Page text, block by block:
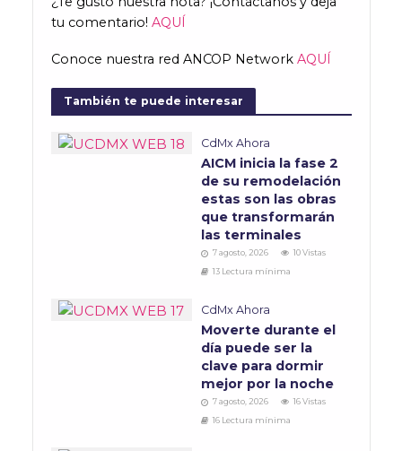
tu comentario! AQUÍ
Conoce nuestra red ANCOP Network AQUÍ
También te puede interesar
CdMx Ahora
AICM inicia la fase 2
de su remodelación
estas son las obras
que transformarán
las terminales
7 agosto, 2026
10 Vistas
13 Lectura mínima
CdMx Ahora
Moverte durante el
día puede ser la
clave para dormir
mejor por la noche
7 agosto, 2026
16 Vistas
16 Lectura mínima